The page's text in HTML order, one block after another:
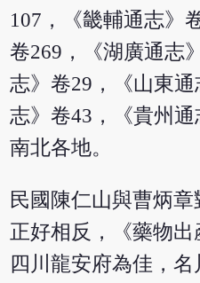
107，《畿輔通志》
卷269，《湖廣通志
志》卷29，《山東
志》卷43，《貴州
南北各地。
民國陳仁山與曹炳
正好相反，《藥物
四川龍安府為佳，名